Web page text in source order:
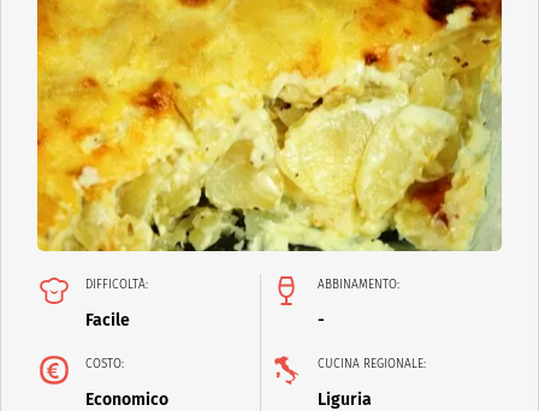
DIFFICOLTÀ:
Facile
ABBINAMENTO:
-
COSTO:
Economico
CUCINA REGIONALE:
Liguria